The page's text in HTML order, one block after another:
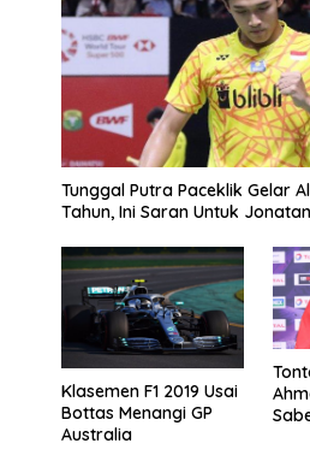
Tunggal Putra Paceklik Gelar
Tahun, Ini Saran Untuk
Klasemen F1 2019 Usai
Bottas Menangi GP
Australia